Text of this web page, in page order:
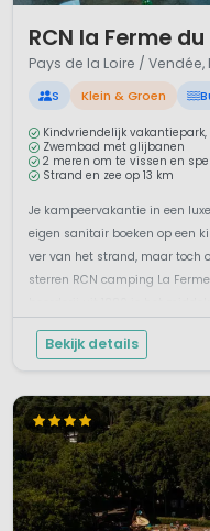
RCN la Ferme
Pays de la Loire / Vendée,
S Klein & Groen
Kindvriendelijk
Zwembad met glijbanen
2 meren om te vissen en
Strand en zee op 13 km
Je kampeervakantie in een
eigen sanitair boeken op een
ver van het strand, maar toch
sterren RCN camping La
Bekijk details